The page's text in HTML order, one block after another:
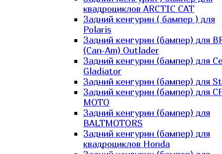
квадроциклов ARCTIC CAT
Задний кенгурин ( бампер ) для
Polaris
Задний кенгурин (бампер) для
(Can-Am) Outlader
Задний кенгурин (бампер) для
Gladiator
Задний кенгурин (бампер) для
Задний кенгурин (бампер) для
MOTO
Задний кенгурин (бампер) для
BALTMOTORS
Задний кенгурин (бампер) для
квадроциклов Honda